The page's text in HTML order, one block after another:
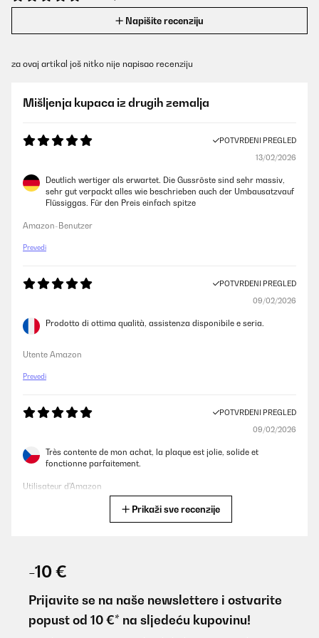
Napišite recenziju
za ovaj artikal još nitko nije napisao recenziju
Mišljenja kupaca iz drugih zemalja
POTVRĐENI PREGLED
13/02/2026
Deutlich wertiger als erwartet. Die Gussröste sind sehr massiv,
sehr gut verpackt alles wie beschrieben auch der Umbausatzvauf
Flüssiggas. Für den Preis einfach spitze
Amazon-Benutzer
Prevedi
POTVRĐENI PREGLED
09/02/2026
Prodotto di ottima qualità, assistenza disponibile e seria.
Utente Amazon
Prevedi
POTVRĐENI PREGLED
09/02/2026
Très contente de mon achat, la plaque est jolie, solide et
fonctionne parfaitement.
Utilisateur d'Amazon
Amazon user
Prikaži sve recenzije
-10 €
Prijavite se na naše newslettere i ostvarite
popust od 10 €* na sljedeću kupovinu!